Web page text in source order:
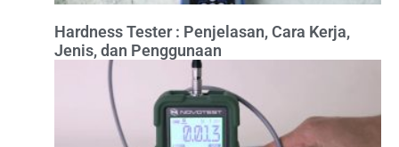
Hardness Tester : Penjelasan, Cara Kerja,
Jenis, dan Penggunaan